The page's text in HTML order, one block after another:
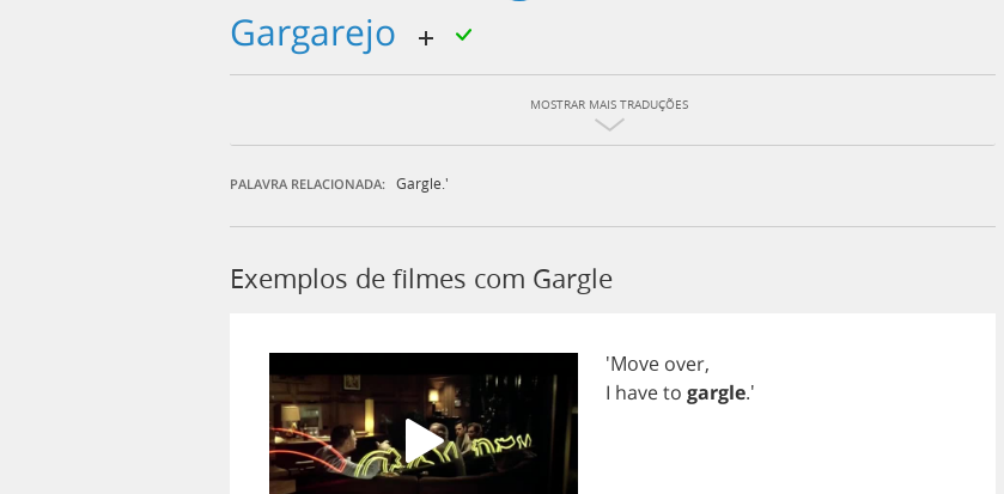
gargarejo
MOSTRAR MAIS TRADUÇÕES
PALAVRA RELACIONADA: Gargle.'
Exemplos de filmes com Gargle
'Move over,
I haveto gargle.'